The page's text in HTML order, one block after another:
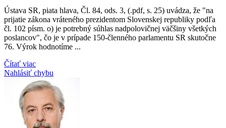
Ústava SR, piata hlava, Čl. 84, ods. 3, (.pdf, s. 25) uvádza, že "na
prijatie zákona vráteného prezidentom Slovenskej republiky podľa
čl. 102 písm. o) je potrebný súhlas nadpolovičnej väčšiny všetkých
poslancov", čo je v prípade 150-členného parlamentu SR skutočne
76. Výrok hodnotíme ...
Čítať viac
Nahlásiť chybu